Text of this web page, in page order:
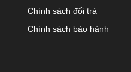
Chính sách đổi trả
Chính sách bảo hành